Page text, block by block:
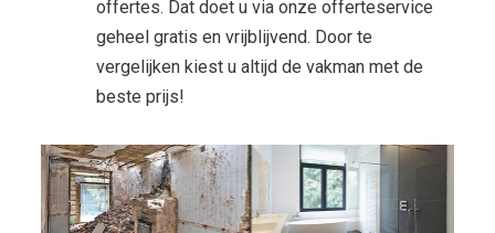
offertes. Dat doet u via onze offerteservice
geheel gratis en vrijblijvend. Door te
vergelijken kiest u altijd de vakman met de
beste prijs!